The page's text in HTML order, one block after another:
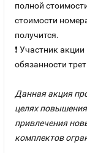
полной
стоимости
получится.
❗ Участник
обязанности
Данная акция
целях
привлечения
комплектов